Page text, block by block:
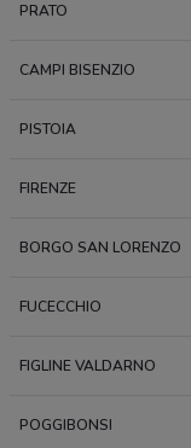
PRATO
CAMPI BISENZIO
PISTOIA
FIRENZE
BORGO SAN LORENZO
FUCECCHIO
FIGLINE VALDARNO
POGGIBONSI